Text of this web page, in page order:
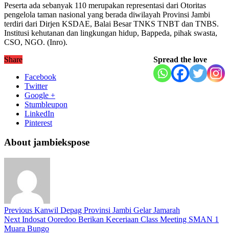
Peserta ada sebanyak 110 merupakan representasi dari Otoritas
pengelola taman nasional yang berada diwilayah Provinsi Jambi
terdiri dari Dirjen KSDAE, Balai Besar TNKS TNBT dan TNBS.
Institusi kehutanan dan lingkungan hidup, Bappeda, pihak swasta,
CSO, NGO. (Inro).
Spread the love
Share
Facebook
Twitter
Google +
Stumbleupon
LinkedIn
Pinterest
About jambiekspose
Previous Kanwil Depag Provinsi Jambi Gelar Jamarah
Next Indosat Ooredoo Berikan Keceriaan Class Meeting SMAN 1
Muara Bungo